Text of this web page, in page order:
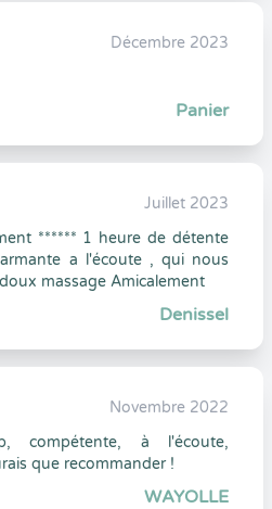
Décembre 2023
Panier
Juillet 2023
****** 1 heure de détente
a l'écoute , qui nous
massage Amicalement
Denissel
Novembre 2022
compétente, à l'écoute,
que recommander !
WAYOLLE